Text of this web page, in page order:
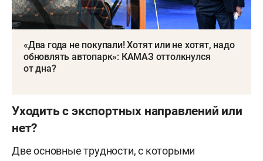
«Два года не покупали! Хотят или не хотят, надо
обновлять автопарк»: КАМАЗ оттолкнулся
от дна?
Уходить с экспортных направлений или
нет?
Две основные трудности, с которыми